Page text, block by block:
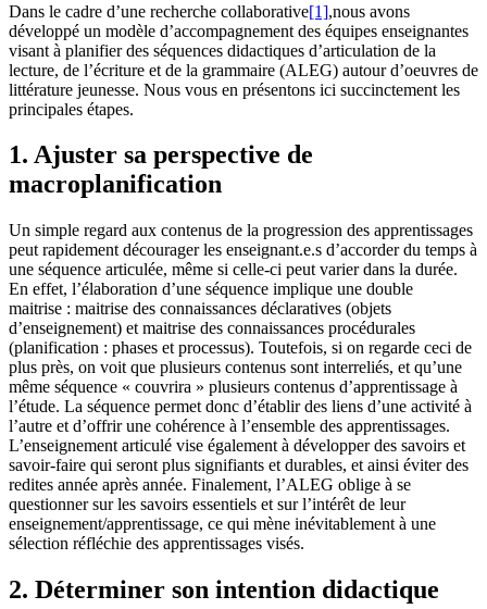
Dans le cadre d’une recherche collaborative[1],nous avons
développé un modèle d’accompagnement des équipes enseignantes
visant à planifier des séquences didactiques d’articulation de la
lecture, de l’écriture et de la grammaire (ALEG) autour d’oeuvres de
littérature jeunesse. Nous vous en présentons ici succinctement les
principales étapes.
1. Ajuster sa perspective de
macroplanification
Un simple regard aux contenus de la progression des apprentissages
peut rapidement décourager les enseignant.e.s d’accorder du temps à
une séquence articulée, même si celle-ci peut varier dans la durée.
En effet, l’élaboration d’une séquence implique une double
maitrise : maitrise des connaissances déclaratives (objets
d’enseignement) et maitrise des connaissances procédurales
(planification : phases et processus). Toutefois, si on regarde ceci de
plus près, on voit que plusieurs contenus sont interreliés, et qu’une
même séquence « couvrira » plusieurs contenus d’apprentissage à
l’étude. La séquence permet donc d’établir des liens d’une activité à
l’autre et d’offrir une cohérence à l’ensemble des apprentissages.
L’enseignement articulé vise également à développer des savoirs et
savoir-faire qui seront plus signifiants et durables, et ainsi éviter des
redites année après année. Finalement, l’ALEG oblige à se
questionner sur les savoirs essentiels et sur l’intérêt de leur
enseignement/apprentissage, ce qui mène inévitablement à une
sélection réfléchie des apprentissages visés.
2. Déterminer son intention didactique